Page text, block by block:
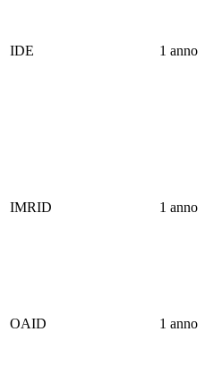
IDE 1 anno
IMRID 1 anno
OAID 1 anno